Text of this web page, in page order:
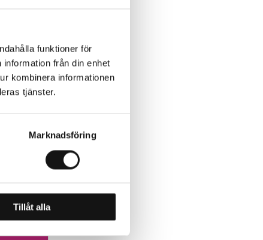
funktioner för
från din enhet
kombinera informationen
tjänster.
Marknadsföring
Tillåt alla